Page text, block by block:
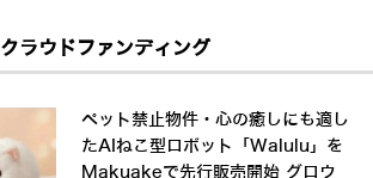
クラウドファンディング
ペット禁止物件・心の癒しにも適し
たAIねこ型ロボット「Walulu」を
Makuakeで先行販売開始 グロウ